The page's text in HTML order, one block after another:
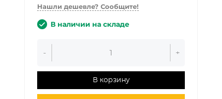
Нашли дешевле? Сообщите!
В наличии на складе
- +
В корзину